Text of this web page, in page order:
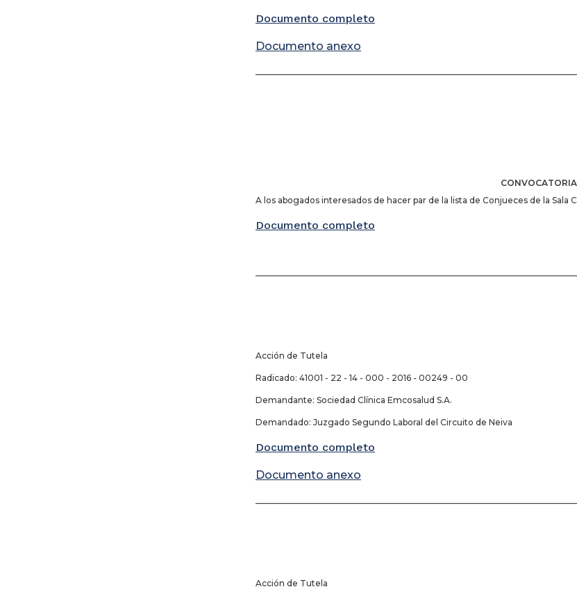
Documento completo
Documento anexo
CONVOCATORIA
A los abogados interesados de hacer par de la lista de Conjueces de la Sala
Documento completo
Acción de Tutela
Radicado: 41001 - 22 - 14 - 000 - 2016 - 00249 - 00
Demandante: Sociedad Clínica Emcosalud S.A.
Demandado: Juzgado Segundo Laboral del Circuito de Neiva
Documento completo
Documento anexo
Acción de Tutela